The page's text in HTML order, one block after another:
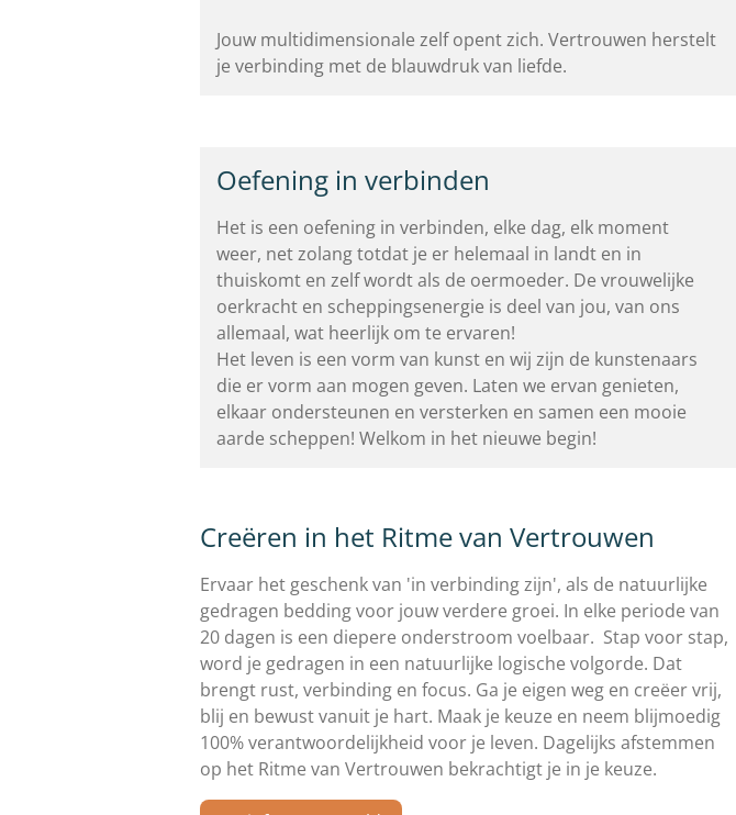
Jouw multidimensionale zelf opent zich. Vertrouwen herstelt
je verbinding met de blauwdruk van liefde.
Oefening in verbinden
Het is een oefening in verbinden, elke dag, elk moment
weer, net zolang totdat je er helemaal in landt en in
thuiskomt en zelf wordt als de oermoeder. De vrouwelijke
oerkracht en scheppingsenergie is deel van jou, van ons
allemaal, wat heerlijk om te ervaren!
Het leven is een vorm van kunst en wij zijn de kunstenaars
die er vorm aan mogen geven. Laten we ervan genieten,
elkaar ondersteunen en versterken en samen een mooie
aarde scheppen! Welkom in het nieuwe begin!
Creëren in het Ritme van Vertrouwen
Ervaar het geschenk van 'in verbinding zijn', als de natuurlijke
gedragen bedding voor jouw verdere groei. In elke periode van
20 dagen is een diepere onderstroom voelbaar. Stap voor stap,
word je gedragen in een natuurlijke logische volgorde. Dat
brengt rust, verbinding en focus. Ga je eigen weg en creëer vrij,
blij en bewust vanuit je hart. Maak je keuze en neem blijmoedig
100% verantwoordelijkheid voor je leven. Dagelijks afstemmen
op het Ritme van Vertrouwen bekrachtigt je in je keuze.